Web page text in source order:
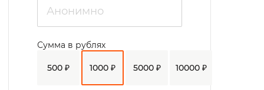
500 ₽ 1000 ₽ 5000 ₽ 10000 ₽
Сумма в рублях